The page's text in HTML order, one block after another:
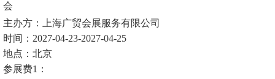
会
主办方：上海广贸会展服务有限公司
时间：2027-04-23-2027-04-25
地点：北京
参展费1：